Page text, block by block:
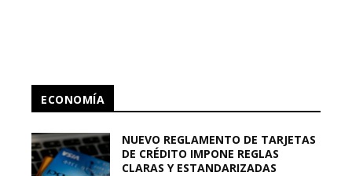
ECONOMÍA
NUEVO REGLAMENTO DE TARJETAS
DE CRÉDITO IMPONE REGLAS
CLARAS Y ESTANDARIZADAS